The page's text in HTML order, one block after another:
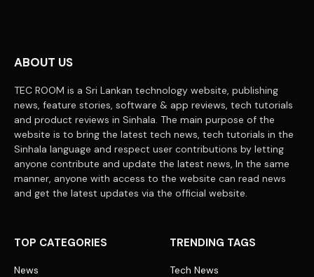
ABOUT US
TEC ROOM is a Sri Lankan technology website, publishing
news, feature stories, software & app reviews, tech tutorials
and product reviews in Sinhala. The main purpose of the
website is to bring the latest tech news, tech tutorials in the
Sinhala language and respect user contributions by letting
anyone contribute and update the latest news, In the same
manner, anyone with access to the website can read news
and get the latest updates via the official website.
TOP CATEGORIES
News
TRENDING TAGS
Tech News